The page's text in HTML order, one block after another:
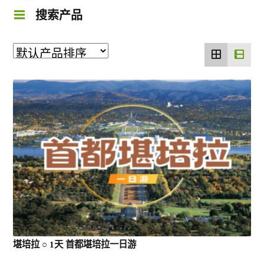
乌鲁鲁/达尔文 NT
圣灵群岛/哈密尔顿/大堡礁
堪培拉 ACT
环球
亞洲
歐洲
搜索产品
堪培拉 ○ 1天 首都堪培拉一日游